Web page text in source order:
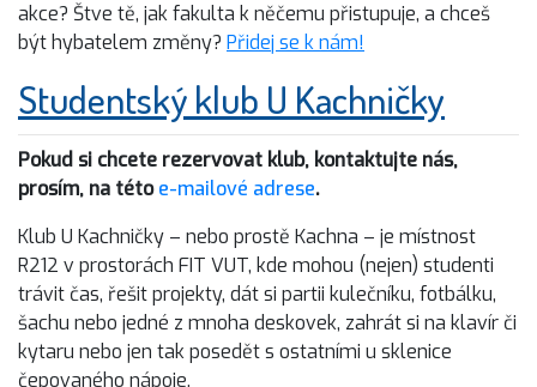
akce? Štve tě, jak fakulta k něčemu přistupuje, a chceš
být hybatelem změny? Přidej se k nám!
Studentský klub U Kachničky
Pokud si chcete rezervovat klub, kontaktujte nás,
prosím, na tétoe-mailové adrese.
Klub U Kachničky – nebo prostě Kachna – je místnost
R212 v prostorách FIT VUT, kde mohou (nejen) studenti
trávit čas, řešit projekty, dát si partii kulečníku, fotbálku,
šachu nebo jedné z mnoha deskovek, zahrát si na klavír či
kytaru nebo jen tak posedět s ostatními u sklenice
čepovaného nápoje.